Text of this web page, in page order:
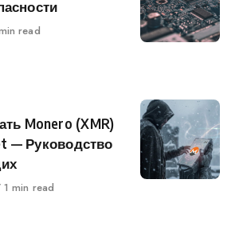
read
Monero (XMR)
— Руководство
1 min read